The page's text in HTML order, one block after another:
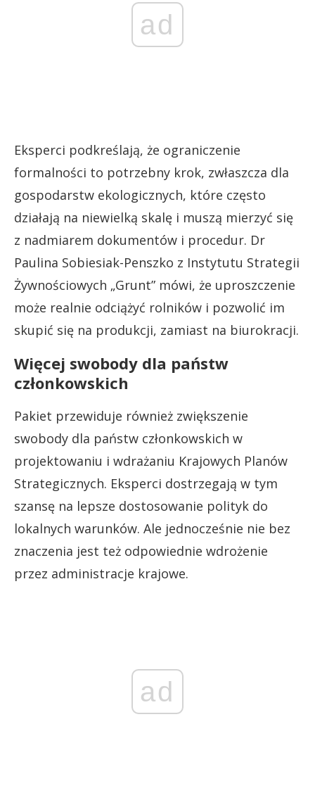
ad
Eksperci podkreślają, że ograniczenie
formalności to potrzebny krok, zwłaszcza dla
gospodarstw ekologicznych, które często
działają na niewielką skalę i muszą mierzyć się
z nadmiarem dokumentów i procedur. Dr
Paulina Sobiesiak-Penszko z Instytutu Strategii
Żywnościowych „Grunt” mówi, że uproszczenie
może realnie odciążyć rolników i pozwolić im
skupić się na produkcji, zamiast na biurokracji.
Więcej swobody dla państw
członkowskich
Pakiet przewiduje również zwiększenie
swobody dla państw członkowskich w
projektowaniu i wdrażaniu Krajowych Planów
Strategicznych. Eksperci dostrzegają w tym
szansę na lepsze dostosowanie polityk do
lokalnych warunków. Ale jednocześnie nie bez
znaczenia jest też odpowiednie wdrożenie
przez administracje krajowe.
ad